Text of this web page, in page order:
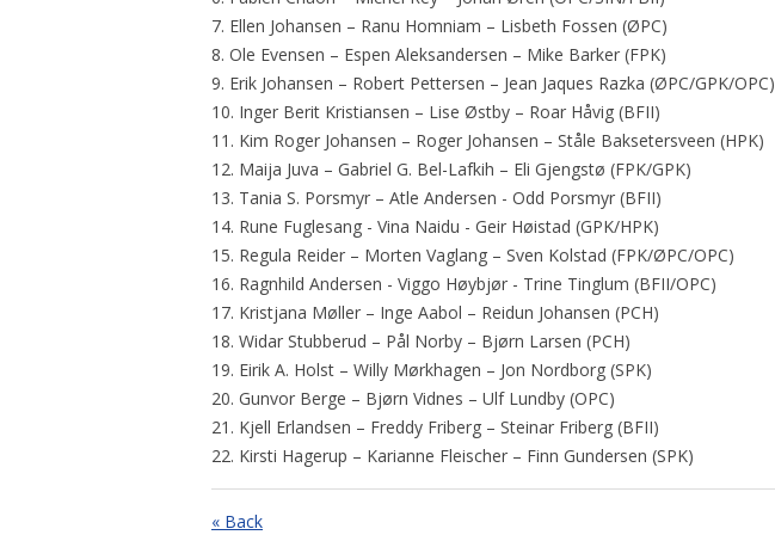
7. Ellen Johansen – Ranu Homniam – Lisbeth Fossen (ØPC)
8. Ole Evensen – Espen Aleksandersen – Mike Barker (FPK)
9. Erik Johansen – Robert Pettersen – Jean Jaques Razka (ØPC/GPK/OPC)
10. Inger Berit Kristiansen – Lise Østby – Roar Håvig (BFII)
11. Kim Roger Johansen – Roger Johansen – Ståle Baksetersveen (HPK)
12. Maija Juva – Gabriel G. Bel-Lafkih – Eli Gjengstø (FPK/GPK)
13. Tania S. Porsmyr – Atle Andersen - Odd Porsmyr (BFII)
14. Rune Fuglesang - Vina Naidu - Geir Høistad (GPK/HPK)
15. Regula Reider – Morten Vaglang – Sven Kolstad (FPK/ØPC/OPC)
16. Ragnhild Andersen - Viggo Høybjør - Trine Tinglum (BFII/OPC)
17. Kristjana Møller – Inge Aabol – Reidun Johansen (PCH)
18. Widar Stubberud – Pål Norby – Bjørn Larsen (PCH)
19. Eirik A. Holst – Willy Mørkhagen – Jon Nordborg (SPK)
20. Gunvor Berge – Bjørn Vidnes – Ulf Lundby (OPC)
21. Kjell Erlandsen – Freddy Friberg – Steinar Friberg (BFII)
22. Kirsti Hagerup – Karianne Fleischer – Finn Gundersen (SPK)
« Back